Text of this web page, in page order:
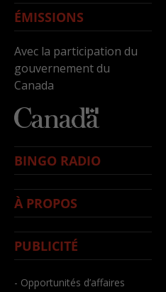
ÉMISSIONS
Avec la participation du
gouvernement du
Canada
BINGO RADIO
À PROPOS
PUBLICITÉ
- Opportunités d’affaires